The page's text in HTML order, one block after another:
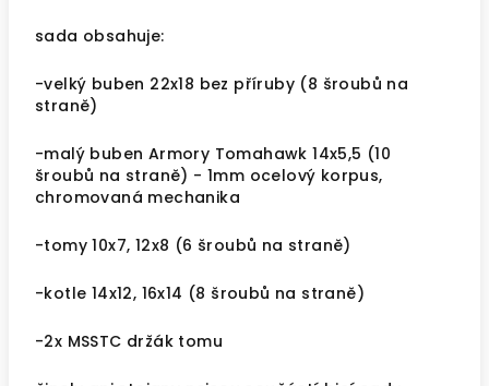
sada obsahuje:
-velký buben 22x18 bez příruby (8 šroubů na
straně)
-malý buben Armory Tomahawk 14x5,5 (10
šroubů na straně) - 1mm ocelový korpus,
chromovaná mechanika
-tomy 10x7, 12x8 (6 šroubů na straně)
-kotle 14x12, 16x14 (8 šroubů na straně)
-2x MSSTC držák tomu